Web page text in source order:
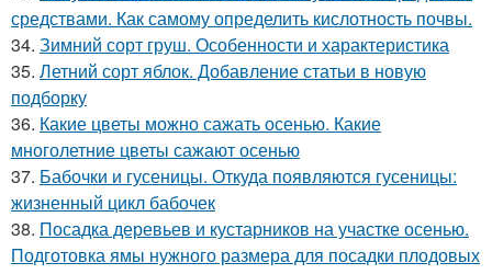
средствами. Как самому определить кислотность почвы.
34. Зимний сорт груш. Особенности и характеристика
35. Летний сорт яблок. Добавление статьи в новую
подборку
36. Какие цветы можно сажать осенью. Какие
многолетние цветы сажают осенью
37. Бабочки и гусеницы. Откуда появляются гусеницы:
жизненный цикл бабочек
38. Посадка деревьев и кустарников на участке осенью.
Подготовка ямы нужного размера для посадки плодовых